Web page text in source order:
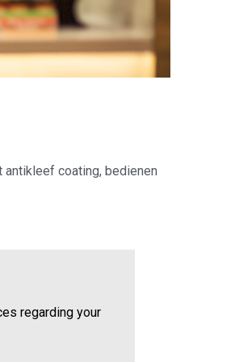
coating, bedienen
regarding your